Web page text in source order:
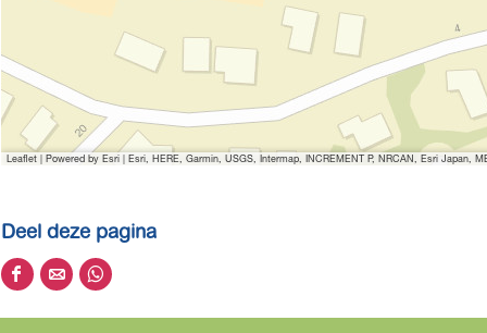
Leaflet |Powered by Esri | Esri, HERE, Garmin, USGS, Intermap, INCREMENT P, NRCAN, Esri Japan,
Deel deze pagina
D
e
D
e
D
e